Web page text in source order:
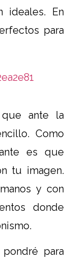
ideales. En
para
que ante la
Como
es que
tu imagen.
y con
donde
para